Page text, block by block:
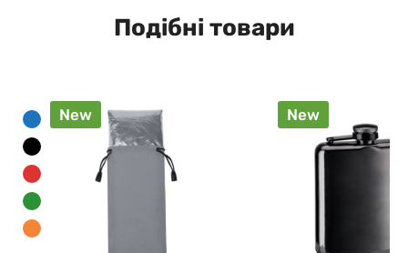
Подібні товари
New New